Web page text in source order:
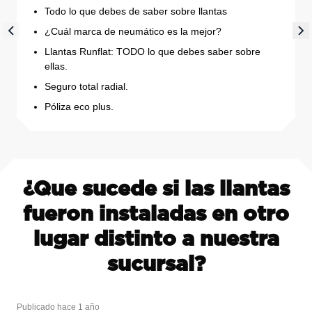
Todo lo que debes de saber sobre llantas
¿Cuál marca de neumático es la mejor?
Llantas Runflat: TODO lo que debes saber sobre
ellas.
Seguro total radial.
Póliza eco plus.
¿Que sucede si las llantas
fueron instaladas en otro
lugar distinto a nuestra
sucursal?
Publicado hace 1 año